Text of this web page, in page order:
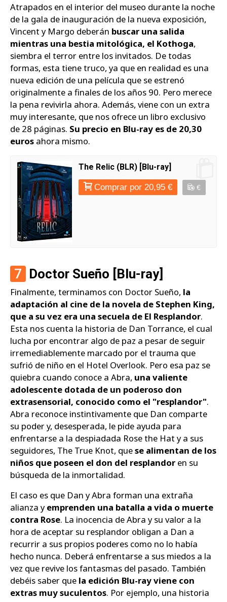
Atrapados en el interior del museo durante la noche
de la gala de inauguración de la nueva exposición,
Vincent y Margo deberán buscar una salida
mientras una bestia mitológica, el Kothoga,
siembra el terror entre los invitados. De todas
formas, esta tiene truco, ya que en realidad es una
nueva edición de una película que se estrenó
originalmente a finales de los años 90. Pero merece
la pena revivirla ahora. Además, viene con un extra
muy interesante, que nos ofrece un libro exclusivo
de 28 páginas. Su precio en Blu-ray es de 20,30
euros ahora mismo.
The Relic (BLR) [Blu-ray]
Comprar por 20,95 € €
7 Doctor Sueño [Blu-ray]
Finalmente, terminamos con Doctor Sueño, la
adaptación al cine de la novela de Stephen King,
que a su vez era una secuela de El Resplandor.
Esta nos cuenta la historia de Dan Torrance, el cual
lucha por encontrar algo de paz a pesar de seguir
irremediablemente marcado por el trauma que
sufrió de niño en el Hotel Overlook. Pero esa paz se
quiebra cuando conoce a Abra, una valiente
adolescente dotada de un poderoso don
extrasensorial, conocido como el "resplandor".
Abra reconoce instintivamente que Dan comparte
su poder y, desesperada, le pide ayuda para
enfrentarse a la despiadada Rose the Hat y a sus
seguidores, The True Knot, quese alimentan de los
niños que poseen el don del resplandor en su
búsqueda de la inmortalidad.
El caso es que Dan y Abra forman una extraña
alianza yemprenden una batalla a vida o muerte
contra Rose. La inocencia de Abra y su valor a la
hora de aceptar su resplandor obligan a Dan a
recurrir a sus propios poderes como no lo había
hecho nunca. Deberá enfrentarse a sus miedos a la
vez que revive los fantasmas del pasado. También
debéis saber que la edición Blu-ray viene con
extras muy suculentos. Por ejemplo, una historia